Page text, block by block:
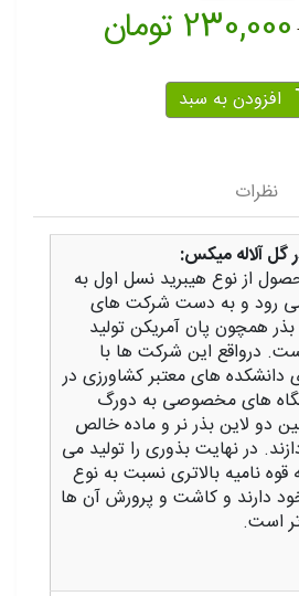
230,000 تومان
افزودن به سبد
نظرات
گل آلاله میکس:
از نوع هیبرید نسل اول به
رود و به دست شرکت های
همچون پان آمریکن تولید
درواقع این شرکت ها با
دانشکده های معتبر کشاورزی در
های مخصوصی به دورگ
دو لاین بذر نر و ماده خالص
در نهایت بذوری را تولید می
قوه نامیه بالاتری نسبت به نوع
دارند و کاشت و پرورش آن ها
است.